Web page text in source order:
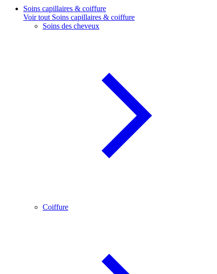
Soins capillaires & coiffure
Voir tout Soins capillaires & coiffure
Soins des cheveux
Coiffure